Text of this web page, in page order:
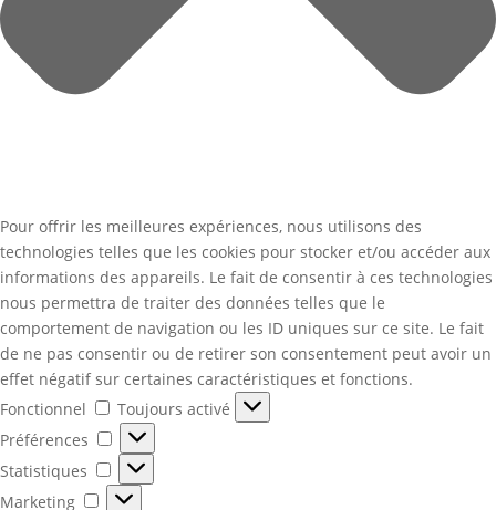
Pour offrir les meilleures expériences, nous utilisons des
technologies telles que les cookies pour stocker et/ou accéder aux
informations des appareils. Le fait de consentir à ces technologies
nous permettra de traiter des données telles que le
comportement de navigation ou les ID uniques sur ce site. Le fait
de ne pas consentir ou de retirer son consentement peut avoir un
effet négatif sur certaines caractéristiques et fonctions.
Fonctionnel
Fonctionnel
Toujours activé
Préférences
Préférences
Statistiques
Statistiques
Marketing
Marketing